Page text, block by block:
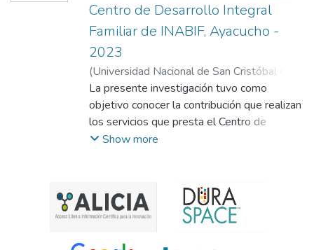
Centro de Desarrollo Integral
Familiar de INABIF, Ayacucho -
2023
(Universidad Nacional de San Cristóbal de
Huamanga,2025)De La Cruz Huaman,
Nelva;García De La Cruz, Roberta
La presente investigación tuvo como
objetivo conocer la contribución que realizan
los servicios que presta el Centro de
Desarrollo Integral de la Familia -CEDIF
atienden. El estudio se desarrolló bajo un
enfoque cualitativo, de tipo aplicado y
explicativo, con un diseño de estudio de
caso. Para la recolección de datos se
Show more